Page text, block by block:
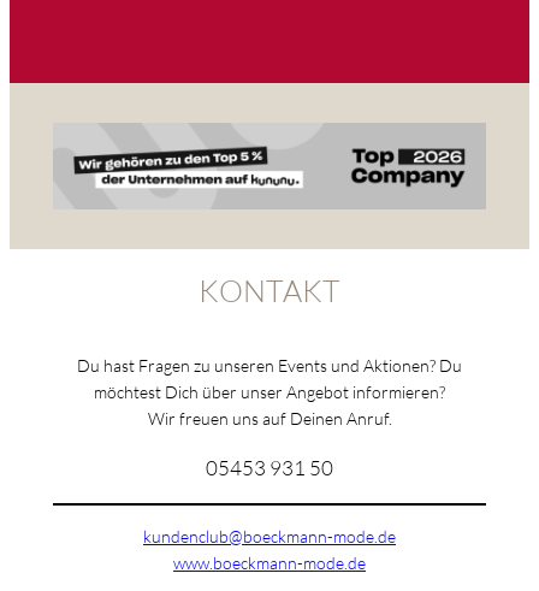
KONTAKT
Du hast Fragen zu unseren Events und Aktionen? Du
möchtest Dich über unser Angebot informieren?
Wir freuen uns auf Deinen Anruf.
05453 931 50
kundenclub@boeckmann-mode.de
www.boeckmann-mode.de